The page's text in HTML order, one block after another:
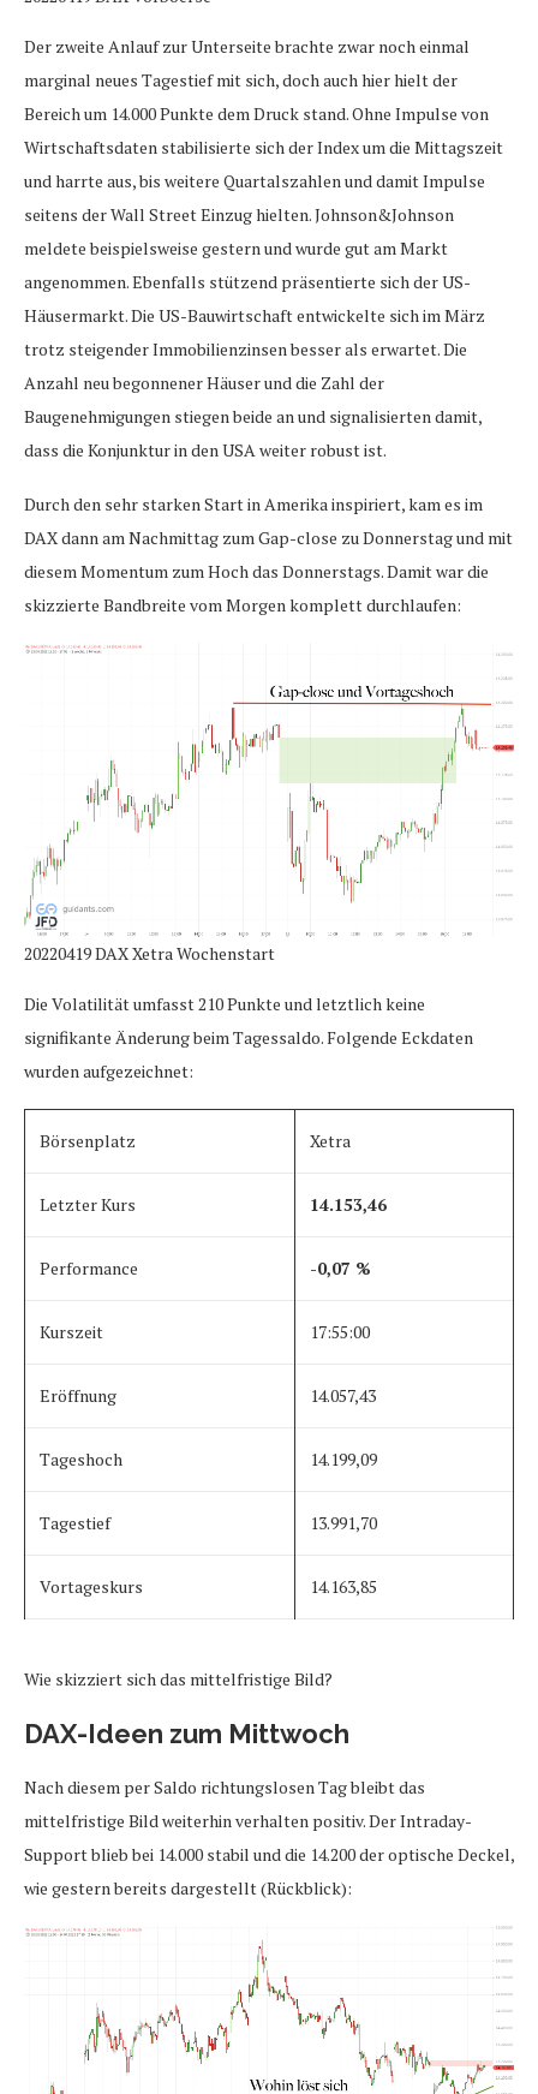
Der zweite Anlauf zur Unterseite brachte zwar noch einmal
marginal neues Tagestief mit sich, doch auch hier hielt der
Bereich um 14.000 Punkte dem Druck stand. Ohne Impulse von
Wirtschaftsdaten stabilisierte sich der Index um die Mittagszeit
und harrte aus, bis weitere Quartalszahlen und damit Impulse
seitens der Wall Street Einzug hielten. Johnson&Johnson
meldete beispielsweise gestern und wurde gut am Markt
angenommen. Ebenfalls stützend präsentierte sich der US-
Häusermarkt. Die US-Bauwirtschaft entwickelte sich im März
trotz steigender Immobilienzinsen besser als erwartet. Die
Anzahl neu begonnener Häuser und die Zahl der
Baugenehmigungen stiegen beide an und signalisierten damit,
dass die Konjunktur in den USA weiter robust ist.
Durch den sehr starken Start in Amerika inspiriert, kam es im
DAX dann am Nachmittag zum Gap-close zu Donnerstag und mit
diesem Momentum zum Hoch das Donnerstags. Damit war die
skizzierte Bandbreite vom Morgen komplett durchlaufen:
20220419 DAX Xetra Wochenstart
Die Volatilität umfasst 210 Punkte und letztlich keine
signifikante Änderung beim Tagessaldo. Folgende Eckdaten
wurden aufgezeichnet:
Börsenplatz Xetra
Letzter Kurs 14.153,46
Performance -0,07 %
Kurszeit 17:55:00
Eröffnung 14.057,43
Tageshoch 14.199,09
Tagestief 13.991,70
Vortageskurs 14.163,85
Wie skizziert sich das mittelfristige Bild?
DAX-Ideen zum Mittwoch
Nach diesem per Saldo richtungslosen Tag bleibt das
mittelfristige Bild weiterhin verhalten positiv. Der Intraday-
Support blieb bei 14.000 stabil und die 14.200 der optische Deckel,
wie gestern bereits dargestellt (Rückblick):